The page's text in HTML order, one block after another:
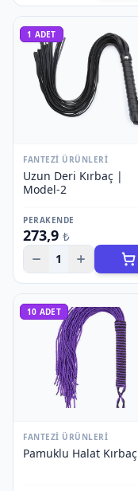
1 ADET
FANTEZI ÜRÜNLERI
Uzun Deri Kırbaç |
Model-2
PERAKENDE
273,9 ₺
1
10 ADET
FANTEZI ÜRÜNLERI
Pamuklu Halat Kırbaç